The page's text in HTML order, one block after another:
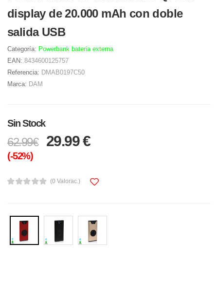
display de 20.000 mAh con doble
salida USB
Categoría: Powerbank bateria externa
EAN: 8434600125757
Referencia: DMAB0197C50
Marca: DAM
Sin Stock
62.99€ 29.99 €
(-52%)
(0 Valorac.)